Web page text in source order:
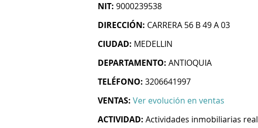
NIT: 9000239538
DIRECCIÓN: CARRERA 56 B 49 A 03
CIUDAD: MEDELLIN
DEPARTAMENTO: ANTIOQUIA
TELÉFONO: 3206641997
VENTAS: Ver evolución en ventas
ACTIVIDAD: Actividades inmobiliarias